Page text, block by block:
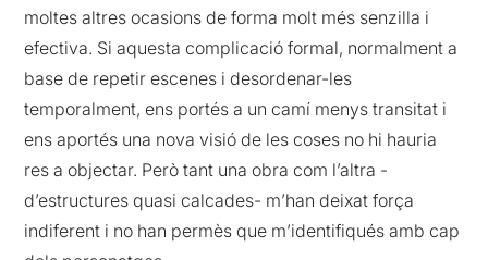
moltes altres ocasions de forma molt més senzilla i
efectiva. Si aquesta complicació formal, normalment a
base de repetir escenes i desordenar-les
temporalment, ens portés a un camí menys transitat i
ens aportés una nova visió de les coses no hi hauria
res a objectar. Però tant una obra com l’altra -
d’estructures quasi calcades- m’han deixat força
indiferent i no han permès que m’identifiqués amb cap